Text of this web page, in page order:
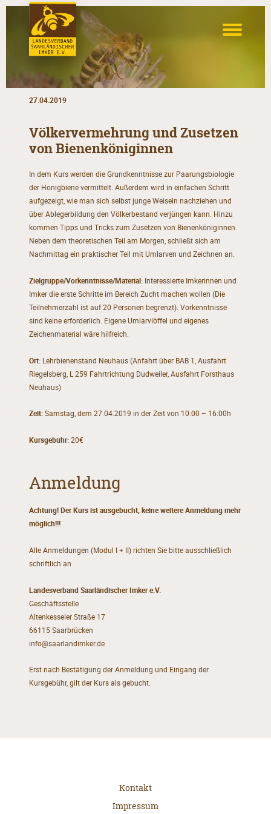
27.04.2019
Völkervermehrung und Zusetzen
von Bienenköniginnen
In dem Kurs werden die Grundkenntnisse zur Paarungsbiologie
der Honigbiene vermittelt. Außerdem wird in einfachen Schritt
aufgezeigt, wie man sich selbst junge Weiseln nachziehen und
über Ablegerbildung den Völkerbestand verjüngen kann. Hinzu
kommen Tipps und Tricks zum Zusetzen von Bienenköniginnen.
Neben dem theoretischen Teil am Morgen, schließt sich am
Nachmittag ein praktischer Teil mit Umlarven und Zeichnen an.
Zielgruppe/Vorkenntnisse/Material:Interessierte Imkerinnen und
Imker die erste Schritte im Bereich Zucht machen wollen (Die
Teilnehmerzahl ist auf 20 Personen begrenzt). Vorkenntnisse
sind keine erforderlich. Eigene Umlarvlöffel und eigenes
Zeichenmaterial wäre hilfreich.
Ort:Lehrbienenstand Neuhaus (Anfahrt über BAB 1, Ausfahrt
Riegelsberg, L 259 Fahrtrichtung Dudweiler, Ausfahrt Forsthaus
Neuhaus)
Zeit:Samstag, dem 27.04.2019 in der Zeit von 10:00 – 16:00h
Kursgebühr:20€
Anmeldung
Achtung! Der Kurs ist ausgebucht, keine weitere Anmeldung mehr
möglich!!!
Alle Anmeldungen (Modul I + II) richten Sie bitte ausschließlich
schriftlich an
Landesverband Saarländischer Imker e.V.
Geschäftsstelle
Altenkesseler Straße 17
66115 Saarbrücken
info@saarlandimker.de
Erst nach Bestätigung der Anmeldung und Eingang der
Kursgebühr, gilt der Kurs als gebucht.
Kontakt
Impressum